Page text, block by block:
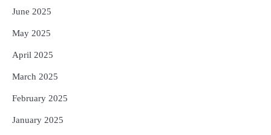
June 2025
May 2025
April 2025
March 2025
February 2025
January 2025